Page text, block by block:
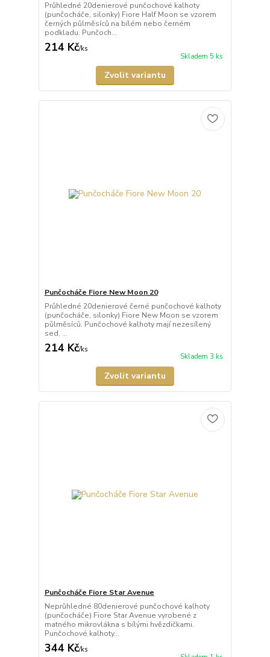
Průhledné 20denierové punčochové kalhoty
(punčocháče, silonky) Fiore Half Moon se vzorem
černých půlměsíců na bílém nebo černém
podkladu. Punčoch...
214 Kč/ks
Skladem 5 ks
Zvolit variantu
Punčocháče Fiore New Moon 20
Průhledné 20denierové černé punčochové kalhoty
(punčocháče, silonky) Fiore New Moon se vzorem
půlměsíců. Punčochové kalhoty mají nezesílený
sed, ...
214 Kč/ks
Skladem 3 ks
Zvolit variantu
Punčocháče Fiore Star Avenue
Neprůhledné 80denierové punčochové kalhoty
(punčocháče) Fiore Star Avenue vyrobené z
matného mikrovlákna s bílými hvězdičkami.
Punčochové kalhoty...
344 Kč/ks